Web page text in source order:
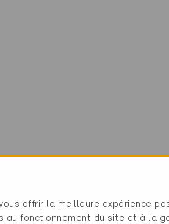
Certificats)
offrir la meilleure expérience
au fonctionnement du site et à la